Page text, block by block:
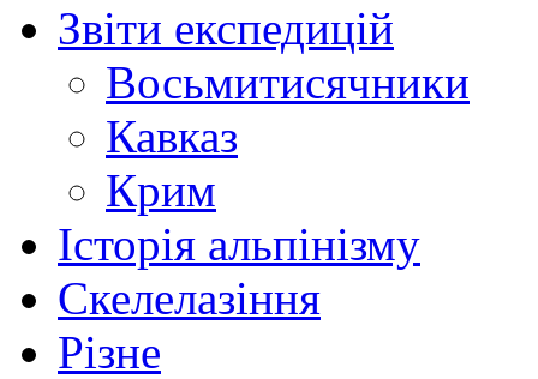
Звіти експедицій
Восьмитисячники
Кавказ
Крим
Історія альпінізму
Скелелазіння
Різне